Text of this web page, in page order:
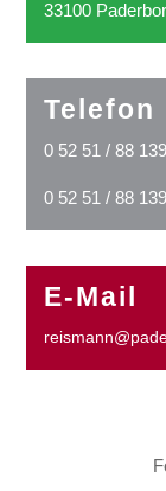
33100
Telefon
0 52 51 / 88
0 52 51 / 88
E-Mail